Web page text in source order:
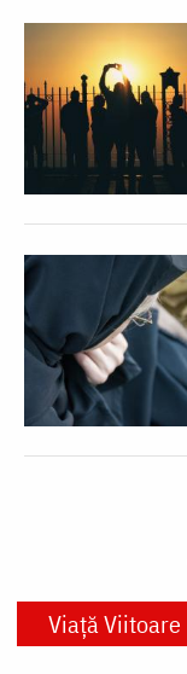
Viață Viitoare